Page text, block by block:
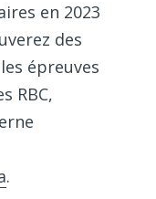
en 2023
des
épreuves
RBC,
.